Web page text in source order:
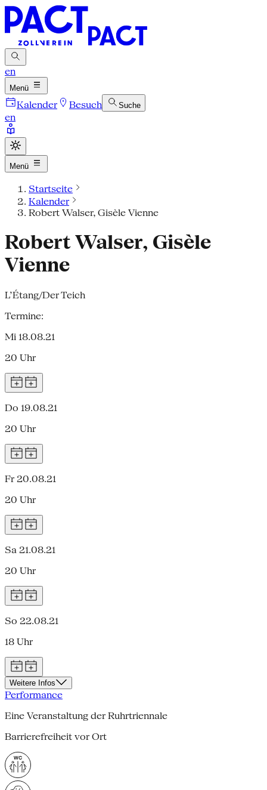
en
Menü
Kalender Besuch Suche
en
Menü
Startseite
Kalender
Robert Walser, Gisèle Vienne
Robert Walser, Gisèle
Vienne
L’Étang/Der Teich
Termine:
Mi 18.08.21
20 Uhr
Do 19.08.21
20 Uhr
Fr 20.08.21
20 Uhr
Sa 21.08.21
20 Uhr
So 22.08.21
18 Uhr
Weitere Infos
Performance
Eine Veranstaltung der Ruhrtriennale
Barrierefreiheit vor Ort